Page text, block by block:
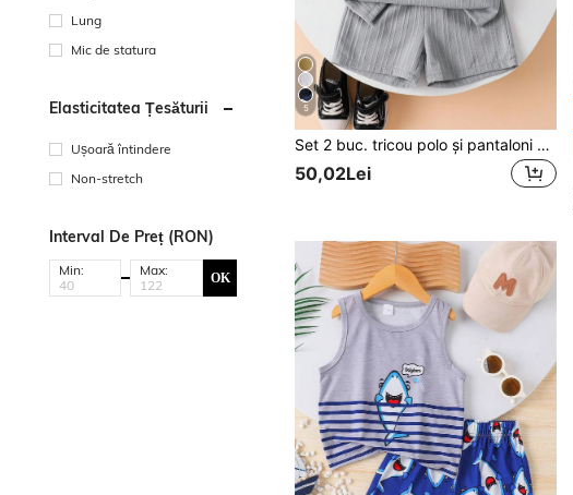
Lung
Mic de statura
Elasticitatea Țesăturii
Ușoară întindere
Non-stretch
Interval De Preț (RON)
Min: Max: OK
5
Set 2 buc. tricou polo și pantaloni scurți în culori solide pentru băieți, ținută casual pentru vacanță și școală, 4-7 ani
50,02Lei